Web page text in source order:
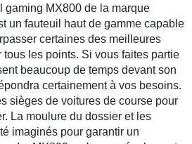
gaming MX800 de la marque
un fauteuil haut de gamme capable
certaines des meilleures
tous les points. Si vous faites partie
beaucoup de temps devant son
certainement à vos besoins.
sièges de voitures de course pour
La moulure du dossier et les
imaginés pour garantir un